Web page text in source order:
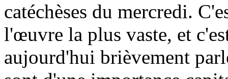
catéchèses du mercredi.
l'œuvre la plus vaste, et
aujourd'hui brièvement